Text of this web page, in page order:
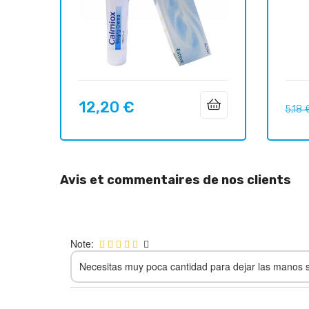
Prix
12,20 €
Prix
5,18
Avis et commentaires de nos clients
Note:
Necesitas muy poca cantidad para dejar las manos